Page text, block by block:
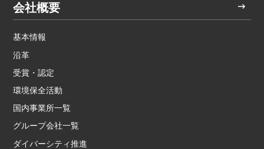
会社概要
基本情報
沿革
受賞・認定
環境保全活動
国内事業所一覧
グループ会社一覧
ダイバーシティ推進